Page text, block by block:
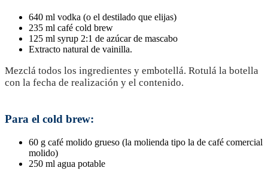
640 ml vodka (o el destilado que elijas)
235 ml café cold brew
125 ml syrup 2:1 de azúcar de mascabo
Extracto natural de vainilla.
Mezclá todos los ingredientes y embotellá. Rotulá la botella
con la fecha de realización y el contenido.
Para el cold brew:
60 g café molido grueso (la molienda tipo la de café comercial
molido)
250 ml agua potable